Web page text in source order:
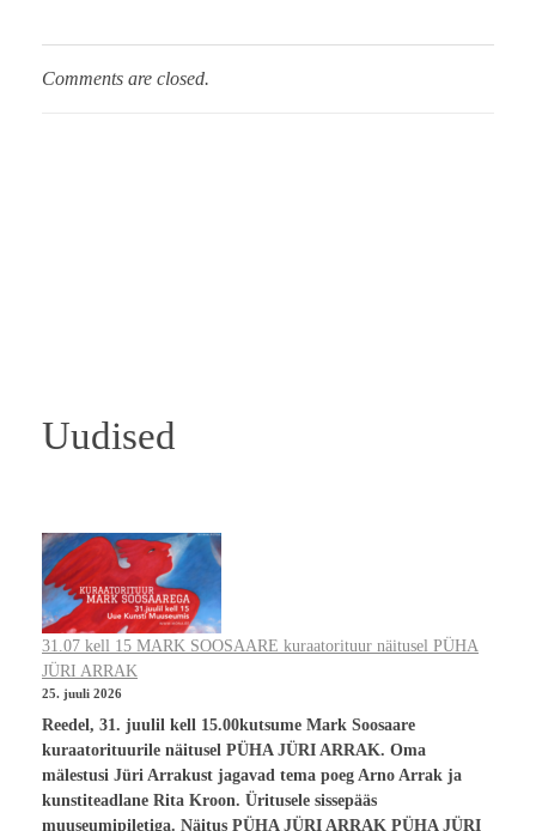
Comments are closed.
Uudised
31.07 kell 15 MARK SOOSAARE kuraatorituur näitusel PÜHA
JÜRI ARRAK
25. juuli 2026
Reedel, 31. juulil kell 15.00kutsume Mark Soosaare
kuraatorituurile näitusel PÜHA JÜRI ARRAK. Oma
mälestusi Jüri Arrakust jagavad tema poeg Arno Arrak ja
kunstiteadlane Rita Kroon. Üritusele sissepääs
muuseumipiletiga. Näitus PÜHA JÜRI ARRAK PÜHA JÜRI